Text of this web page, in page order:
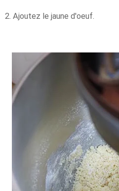
2. Ajoutez le jaune d'oeuf.